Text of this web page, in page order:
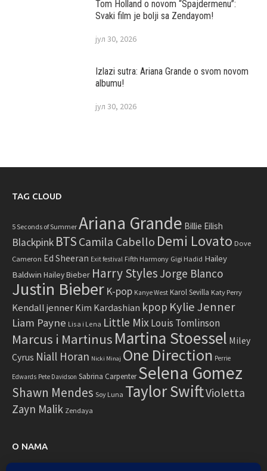
Tom Holland o novom “Spajdermenu”:
Svaki film je bolji sa Zendayom!
јул 30, 2026
Izlazi sutra: Ariana Grande o svom novom
albumu!
јул 30, 2026
TAG CLOUD
5 Seconds of Summer Ariana Grande Billie Eilish
Blackpink BTS Camila Cabello Demi Lovato Dove
Cameron Ed Sheeran Exit festival Fifth Harmony Gigi Hadid Hailey
Baldwin Hailey Bieber Harry Styles Jorge Blanco
Justin Bieber K-pop Kanye West Karol Sevilla Katy Perry
Kendall jenner Kim Kardashian kpop Kylie Jenner
Liam Payne Lisa i Lena Little MixLouis Tomlinson
Marcus i Martinus Martina Stoessel Miley
Cyrus Niall Horan Nicki Minaj One Direction Perrie
Edwards Pete Davidson Sabrina Carpenter Selena Gomez
Shawn Mendes Soy Luna Taylor SwiftVioletta
Zayn Malik Zendaya
O NAMA